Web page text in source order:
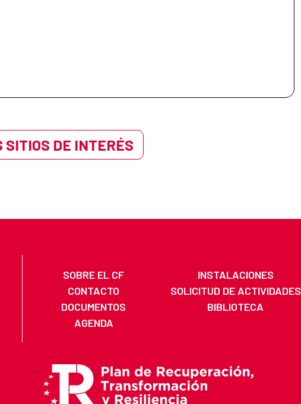
SITIOS DE INTERÉS
SOBRE EL CF INSTALACIONES
CONTACTO
SOLICITUD DE ACTIVIDADES
DOCUMENTOS
BIBLIOTECA
AGENDA